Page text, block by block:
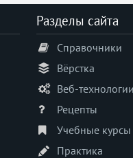
Разделы сайта
Справочники
Вёрстка
Веб-технологии
Рецепты
Учебные курсы
Практика